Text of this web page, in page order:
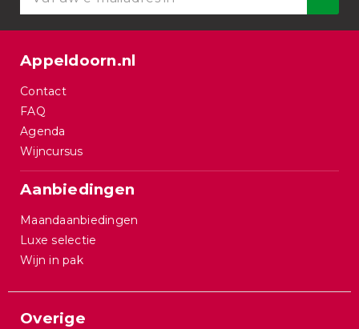
Appeldoorn.nl
Contact
FAQ
Agenda
Wijncursus
Aanbiedingen
Maandaanbiedingen
Luxe selectie
Wijn in pak
Overige